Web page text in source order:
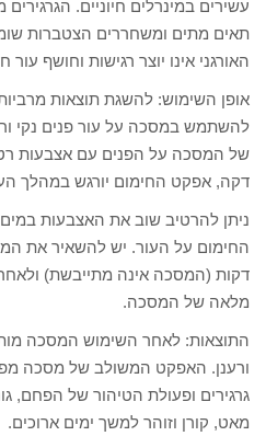
עשירים במינרלים חיוניים.
תאים מתים ומשחררים הצטברות
האורגני אינו יוצר רגישות וחושף עור
אופן השימוש: להשגת תוצאות
להשתמש במסכה על עור פנים נקי
של המסכה על הפנים עם אצבעות
דקה, אפקט החימום יורגש במהלך
ניתן להרטיב שוב את האצבעות
דקות (המסכה אינה מתייבשת)
מלאה של המסכה.
התוצאות: לאחר השימוש המסכה
ורענן. האפקט המשולב של מסכה
גרגירים ופעולת הטיהור של הפחם,
מאט, קורן וזוהר למשך ימים ארוכים.